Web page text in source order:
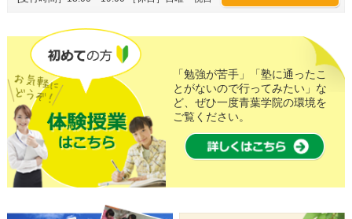
「勉強が苦手」「塾に通ったこ
とがないので行ってみたい」な
ど、ぜひ一度青葉学院の環境を
ご覧ください。